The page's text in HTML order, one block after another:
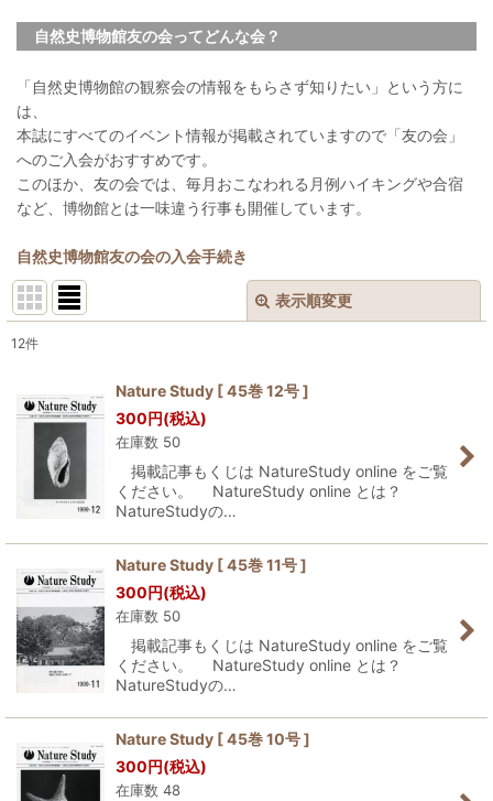
自然史博物館友の会ってどんな会？
「自然史博物館の観察会の情報をもらさず知りたい」という方に
は、
本誌にすべてのイベント情報が掲載されていますので「友の会」
へのご入会がおすすめです。
このほか、友の会では、毎月おこなわれる月例ハイキングや合宿
など、博物館とは一味違う行事も開催しています。
自然史博物館友の会の入会手続き
表示順変更
並び順:
絞り込む
12件
Nature Study [ 45巻 12号 ]
300円(税込)
在庫数 50
掲載記事もくじは NatureStudy online をご覧
ください。 NatureStudy online とは？
NatureStudyの…
Nature Study [ 45巻 11号 ]
300円(税込)
在庫数 50
掲載記事もくじは NatureStudy online をご覧
ください。 NatureStudy online とは？
NatureStudyの…
Nature Study [ 45巻 10号 ]
300円(税込)
在庫数 48